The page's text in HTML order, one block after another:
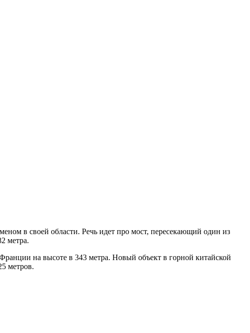
в своей области. Речь идет про мост, пересекающий один из
метра.
на высоте в 343 метра. Новый объект в горной китайской
метров.